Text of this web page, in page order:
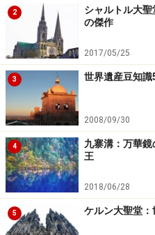
2
シャルトル大
の傑作
2017/05/25
3 世界遺産豆知識
2008/09/30
4
九寨溝：万華
王
2018/06/28
5 ケルン大聖堂